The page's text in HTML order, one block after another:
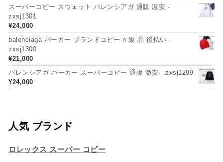
スーパーコピー スウェット バレンシアガ 通販 激安 -
zxsj1301
¥24,000
balenciaga パーカー ブランドコピー n 級 品 後払い -
zxsj1300
¥21,000
バレンシアガ パーカー スーパーコピー 通販 激安 - zxsj1299
¥24,000
人気 ブランド
ロレックス スーパー コピー